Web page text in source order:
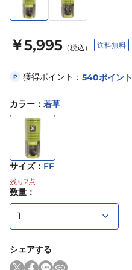
￥5,995 （税込） 送料無料
P 獲得ポイント： 540ポイント
カラー ： 若草
サイズ： FF
残り 2点
数量：
シェアする